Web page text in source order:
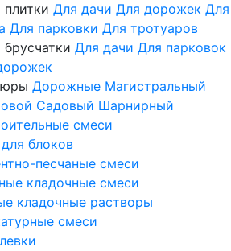
Для дачи Для дорожек Для
Для парковки Для тротуаров
Для дачи Для парковок
Дорожные Магистральный
Садовый Шарнирный
смеси
блоков
песчаные смеси
кладочные смеси
кладочные растворы
смеси